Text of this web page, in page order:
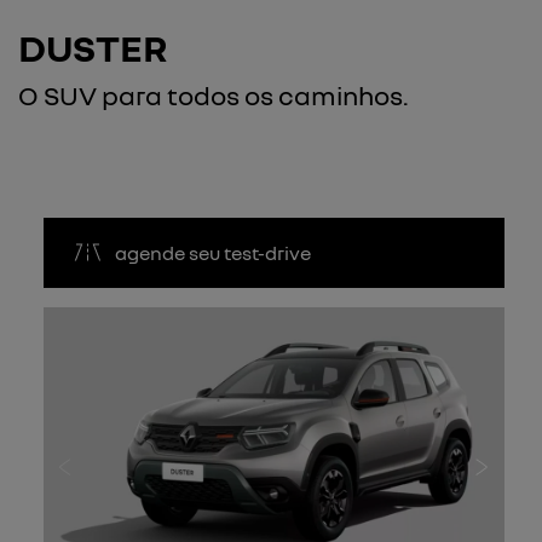
DUSTER
O SUV para todos os caminhos.
agende seu test-drive
Anterior